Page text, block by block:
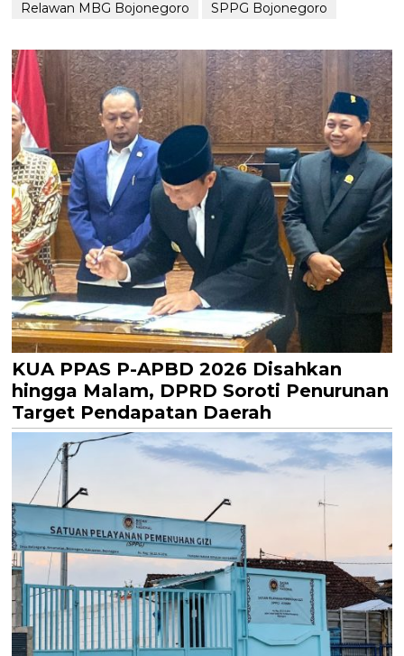
Relawan MBG Bojonegoro
SPPG Bojonegoro
KUA PPAS P-APBD 2026 Disahkan
hingga Malam, DPRD Soroti Penurunan
Target Pendapatan Daerah